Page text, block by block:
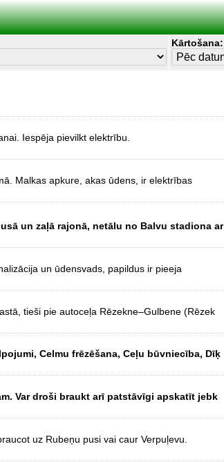
Kārtošana:
Iespēja pievilkt elektrību.
Malkas apkure, akas ūdens, ir elektrības
un zaļā rajonā, netālu no Balvu stadiona ar
un ūdensvads, papildus ir pieeja
tieši pie autoceļa Rēzekne–Gulbene (Rēzek
Celmu frēzēšana, Ceļu būvniecība, Dīķ
Var droši braukt arī patstāvīgi apskatīt jebk
uz Rubeņu pusi vai caur Verpuļevu.